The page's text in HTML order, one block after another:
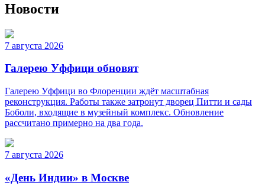
Новости
7 августа 2026
Галерею Уффици обновят
Галерею Уффици во Флоренции ждёт масштабная
реконструкция. Работы также затронут дворец Питти и сады
Боболи, входящие в музейный комплекс. Обновление
рассчитано примерно на два года.
7 августа 2026
«День Индии» в Москве